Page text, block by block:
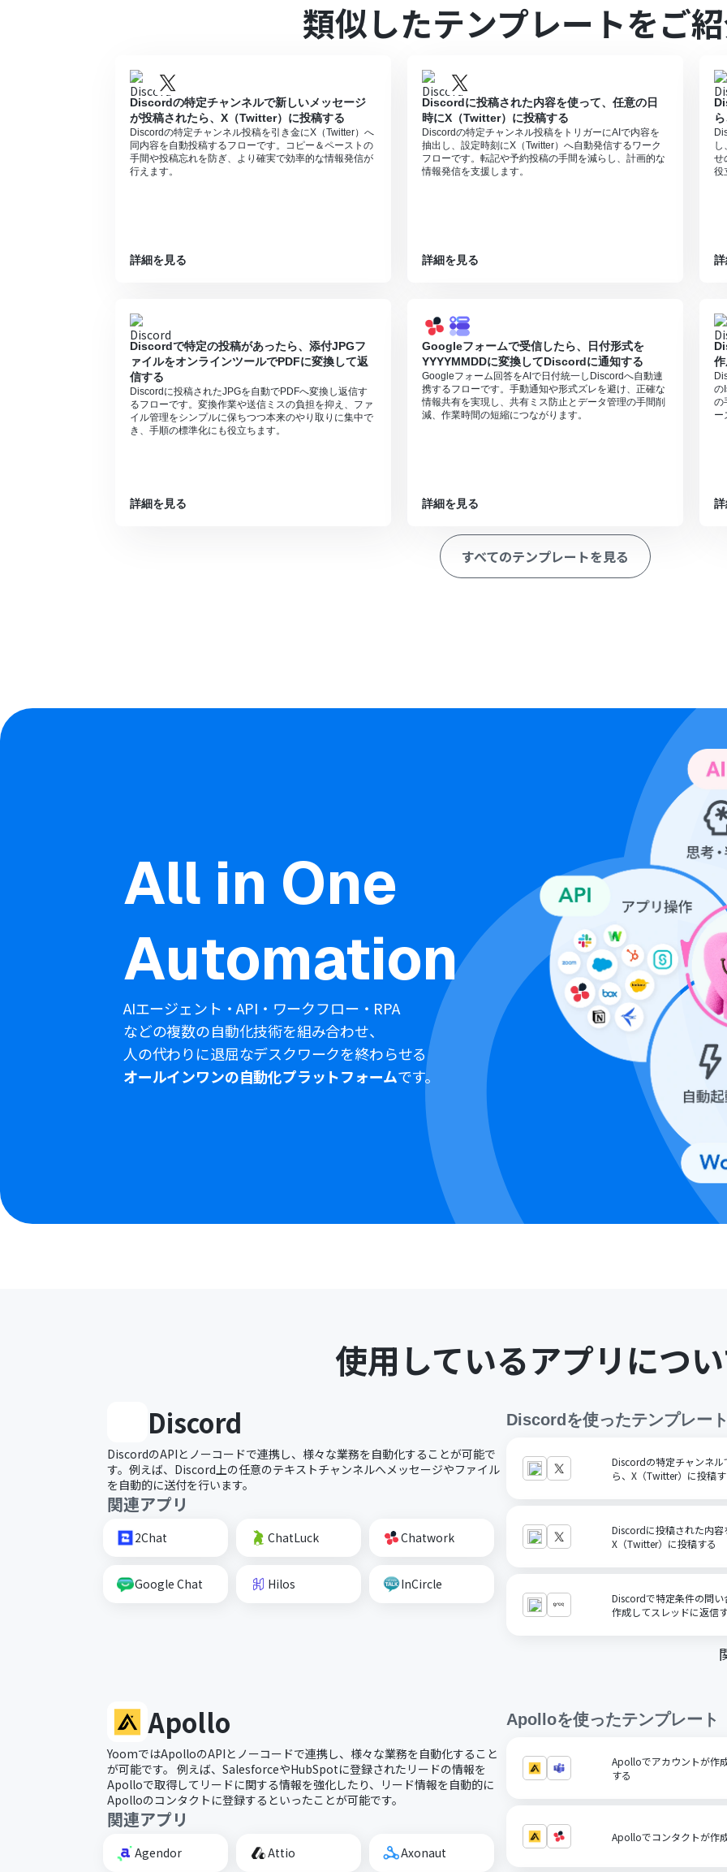
類似したテンプレートをご
Discordの特定チャンネルで新しいメッセージ
が投稿されたら、X（Twitter）に投稿する
Discordの特定チャンネル投稿を引き金にX（Twitter）へ
同内容を自動投稿するフローです。コピー＆ペーストの
手間や投稿忘れを防ぎ、より確実で効率的な情報発信が
行えます。
詳細を見る
Discordに投稿された内容を使って、任意の日
時にX（Twitter）に投稿する
Discordの特定チャンネル投稿をトリガーにAIで内容を
抽出し、設定時刻にX（Twitter）へ自動発信するワーク
フローです。転記や予約投稿の手間を減らし、計画的な
情報発信を支援します。
詳細を見る
せ
役
Discordで特定の投稿があったら、添付JPGフ
ァイルをオンラインツールでPDFに変換して返
信する
Discordに投稿されたJPGを自動でPDFへ変換し返信す
るフローです。変換作業や送信ミスの負担を抑え、ファ
イル管理をシンプルに保ちつつ本来のやり取りに集中で
き、手順の標準化にも役立ちます。
詳細を見る
Googleフォームで受信したら、日付形式を
YYYYMMDDに変換してDiscordに通知する
Googleフォーム回答をAIで日付統一しDiscordへ自動連
携するフローです。手動通知や形式ズレを避け、正確な
情報共有を実現し、共有ミス防止とデータ管理の手間削
減、作業時間の短縮につながります。
詳細を見る
の
の
ー
すべてのテンプレートを見る
All in One
Automation
AIエージェント・API・ワークフロー・RPA
などの複数の自動化技術を組み合わせ、
人の代わりに退屈なデスクワークを終わらせる
オールインワンの自動化プラットフォームです。
使用しているアプリにつ
Discord
DiscordのAPIとノーコードで連携し、様々な業務を自動化することが可能で
す。例えば、Discord上の任意のテキストチャンネルへメッセージやファイル
を自動的に送付を行います。
関連アプリ
2Chat ChatLuck Chatwork
Google Chat Hilos InCircle
Discord を使ったテンプレー
Discordの特定チャンネ
ら、X（Twitter）に投稿
Discordに投稿された内容
X（Twitter）に投稿する
Discordで特定条件の問
作成してスレッドに返信
Apollo
YoomではApolloのAPIとノーコードで連携し、様々な業務を自動化すること
が可能です。 例えば、SalesforceやHubSpotに登録されたリードの情報を
Apolloで取得してリードに関する情報を強化したり、リード情報を自動的に
Apolloのコンタクトに登録するといったことが可能です。
関連アプリ
Agendor Attio Axonaut
Apolloを使ったテンプレート
Apolloでアカウントが作
する
Apolloでコンタクトが作